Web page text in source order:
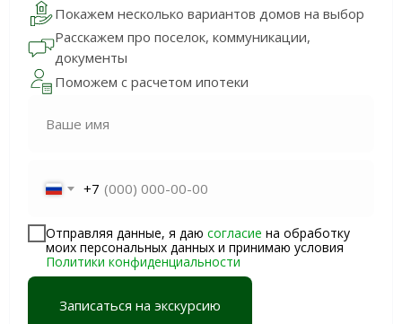
Покажем несколько вариантов домов на выбор
Расскажем про поселок, коммуникации,
документы
Поможем с расчетом ипотеки
Ваше имя
+7
Отправляя данные, я даю согласие на обработку
моих персональных данных и принимаю условия
Политики конфиденциальности
Записаться на экскурсию